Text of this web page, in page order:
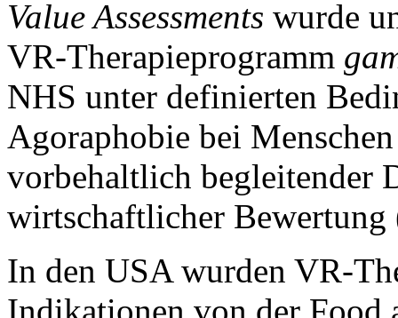
Value Assessments wurde
VR-Therapieprogramm
NHS unter definierten
Agoraphobie bei
vorbehaltlich begleitender
wirtschaftlicher
In den USA wurden VR-
Indikationen von der